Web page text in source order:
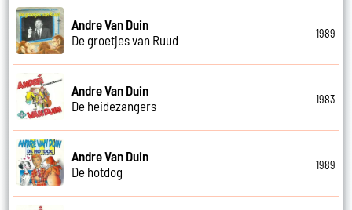
Andre Van Duin
De groetjes van Ruud
1989
Andre Van Duin
De heidezangers
1983
Andre Van Duin
De hotdog
1989